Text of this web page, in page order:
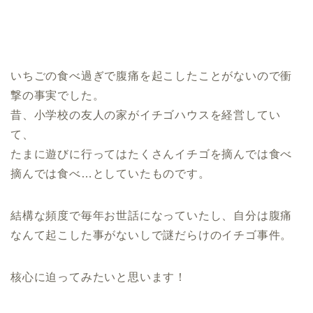
いちごの食べ過ぎで腹痛を起こしたことがないので衝
撃の事実でした。
昔、小学校の友人の家がイチゴハウスを経営してい
て、
たまに遊びに行ってはたくさんイチゴを摘んでは食べ
摘んでは食べ…としていたものです。
結構な頻度で毎年お世話になっていたし、自分は腹痛
なんて起こした事がないしで謎だらけのイチゴ事件。
核心に迫ってみたいと思います！